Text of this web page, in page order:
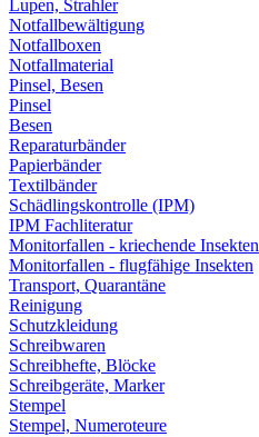
Lupen, Strahler
Notfallbewältigung
Notfallboxen
Notfallmaterial
Pinsel, Besen
Pinsel
Besen
Reparaturbänder
Papierbänder
Textilbänder
Schädlingskontrolle (IPM)
IPM Fachliteratur
Monitorfallen - kriechende Insekten
Monitorfallen - flugfähige Insekten
Transport, Quarantäne
Reinigung
Schutzkleidung
Schreibwaren
Schreibhefte, Blöcke
Schreibgeräte, Marker
Stempel
Stempel, Numeroteure